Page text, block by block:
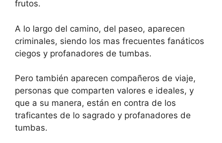
frutos.
A lo largo del camino, del paseo, aparecen
criminales, siendo los mas frecuentes fanáticos
ciegos y profanadores de tumbas.
Pero también aparecen compañeros de viaje,
personas que comparten valores e ideales, y
que a su manera, están en contra de los
traficantes de lo sagrado y profanadores de
tumbas.